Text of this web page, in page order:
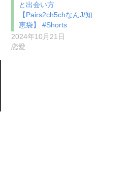
と出会い方
【Pairs2ch5chなんJ/知
恵袋】 #Shorts
2024年10月21日
恋愛